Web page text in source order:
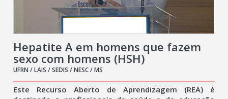
Hepatite A em homens que fazem
sexo com homens (HSH)
UFRN / LAIS / SEDIS / NESC / MS
Este Recurso Aberto de Aprendizagem (REA) é